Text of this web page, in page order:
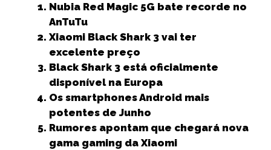
c
e
b
o
o
k
it
t
e
r
ai
l
a
ts
A
p
p
k
e
dI
n
ss
e
g
e
a
r
Nubia Red Magic 5G bate recorde no
AnTuTu
Xiaomi Black Shark 3 vai ter
excelente preço
Black Shark 3 está oficialmente
disponível na Europa
Os smartphones Android mais
potentes de Junho
Rumores apontam que chegará nova
gama gaming da Xiaomi